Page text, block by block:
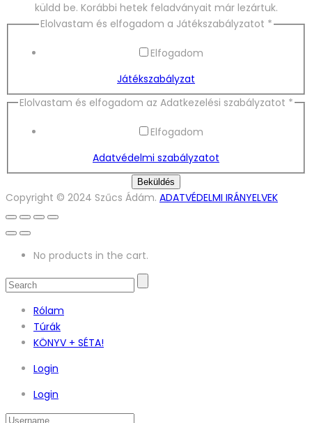
küldd be. Korábbi hetek feladványait már lezártuk.
Elolvastam és elfogadom a Játékszabályzatot *
Elfogadom
Játékszabályzat
Elolvastam és elfogadom az Adatkezelési szabályzatot *
Elfogadom
Adatvédelmi szabályzatot
Beküldés
Copyright © 2024 Szűcs Ádám. ADATVÉDELMI IRÁNYELVEK
No products in the cart.
Rólam
Túrák
KÖNYV + SÉTA!
Login
Login